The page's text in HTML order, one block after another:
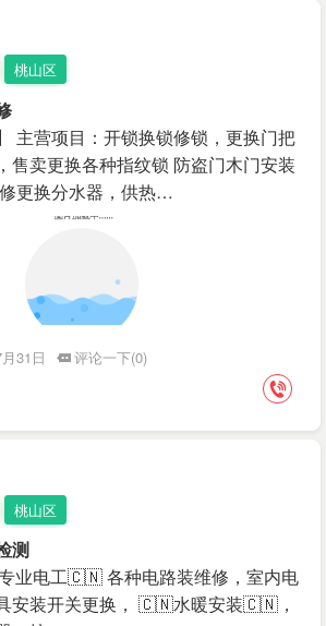
桃山区
主营项目：开锁换锁修锁，更换门把
售卖更换各种指纹锁 防盗门木门安装
更换分水器，供热…
31日
评论一下(0)
桃山区
测
业电工🇨🇳 各种电路装维修，室内电
安装开关更换， 🇨🇳水暖安装🇨🇳，